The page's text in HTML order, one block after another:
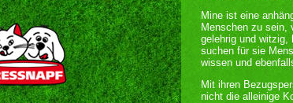
Mine ist eine
Menschen zu sein,
gelehrig und witzig,
suchen für sie
wissen und
Mit ihren
nicht die alleinige